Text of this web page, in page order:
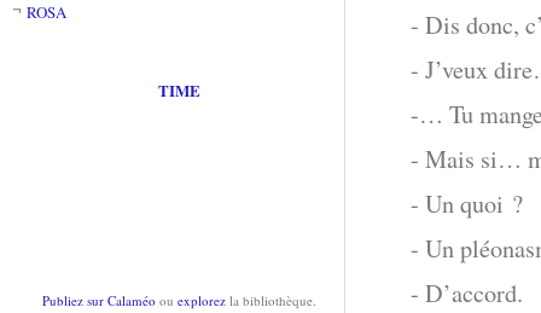
ROSA
TIME
Publiez sur Calaméoou explorezla bibliothèque.
- Dis donc,
- J’veux
-… Tu
- Mais si…
- Un quoi ?
- Un
- D’accord.